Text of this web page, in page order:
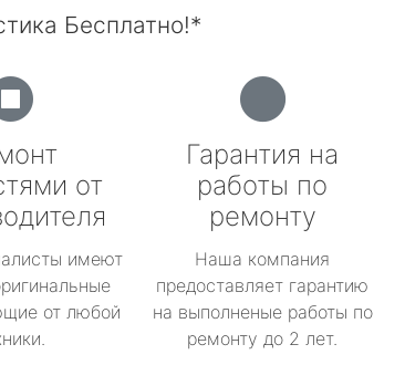
Бесплатно!*
от
имеют
от любой
Гарантия на
работы по
ремонту
Наша компания
предоставляет гарантию
на выполненые работы по
ремонту до 2 лет.